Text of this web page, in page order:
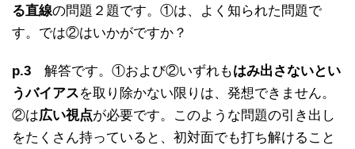
る直線の問題２題です。①は、よく知られた問題で
す。では②はいかがですか？
p.3 解答です。①および②いずれもはみ出さないとい
うバイアスを取り除かない限りは、発想できません。
②は広い視点が必要です。このような問題の引き出し
をたくさん持っていると、初対面でも打ち解けること